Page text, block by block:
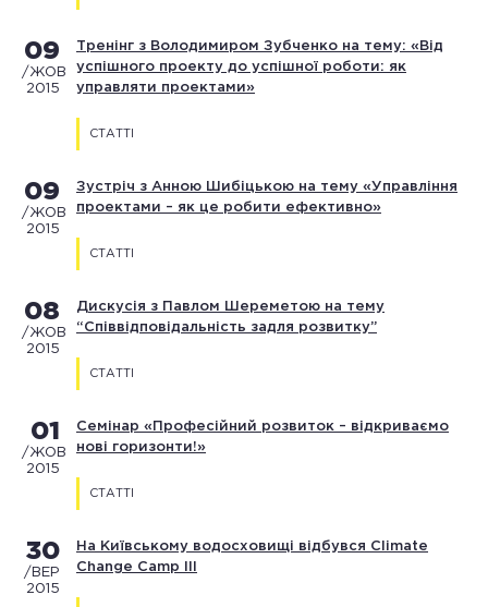
09
/ЖОВ
2015
Тренінг з Володимиром Зубченко на тему: «Від
успішного проекту до успішної роботи: як
управляти проектами»
СТАТТІ
09
/ЖОВ
2015
Зустріч з Анною Шибіцькою на тему «Управління
проектами – як це робити ефективно»
СТАТТІ
08
/ЖОВ
2015
Дискусія з Павлом Шереметою на тему
“Співвідповідальність задля розвитку”
СТАТТІ
01
/ЖОВ
2015
Семінар «Професійний розвиток – відкриваємо
нові горизонти!»
СТАТТІ
30
/ВЕР
2015
На Київському водосховищі відбувся Climate
Change Camp III